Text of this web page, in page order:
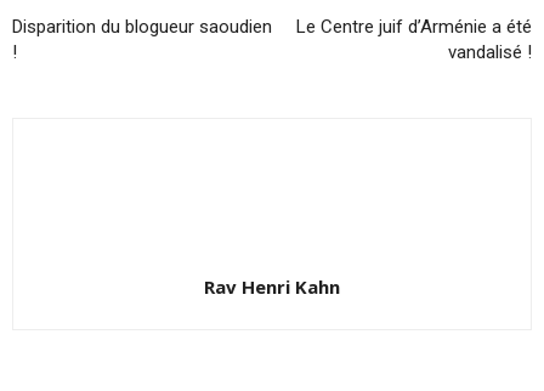
Disparition du blogueur saoudien
!
Le Centre juif d’Arménie a été
vandalisé !
Rav Henri Kahn